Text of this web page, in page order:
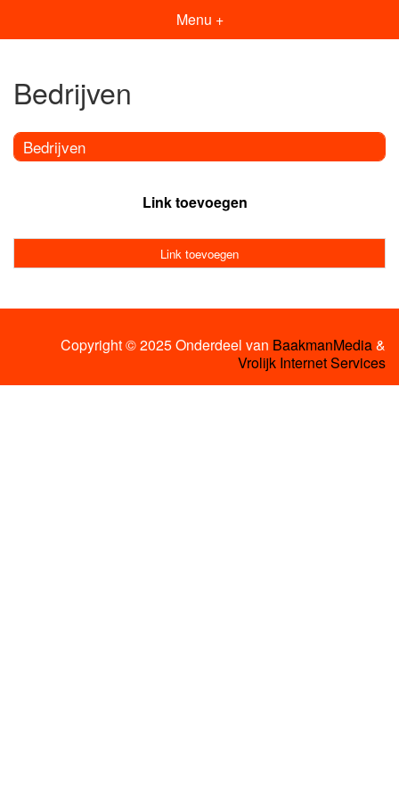
Menu +
Bedrijven
Bedrijven
Link toevoegen
Link toevoegen
Copyright © 2025 Onderdeel van BaakmanMedia&
Vrolijk Internet Services